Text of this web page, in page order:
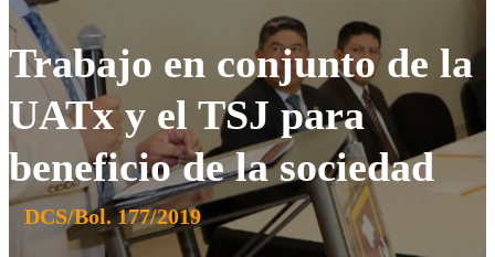
Trabajo en conjunto de la
UATx y el TSJ para
beneficio de la sociedad
DCS/Bol. 177/2019